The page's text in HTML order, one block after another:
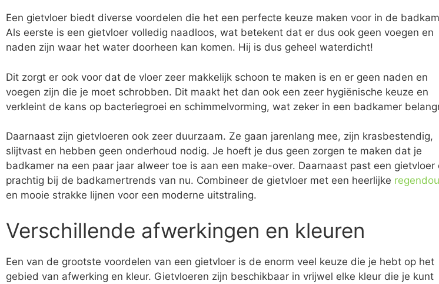
Een gietvloer biedt diverse voordelen die het een perfecte keuze maken voor in de
Als eerste is een gietvloer volledig naadloos, wat betekent dat er dus ook geen voegen en
naden zijn waar het water doorheen kan komen. Hij is dus geheel waterdicht!
Dit zorgt er ook voor dat de vloer zeer makkelijk schoon te maken is en er geen naden en
voegen zijn die je moet schrobben. Dit maakt het dan ook een zeer hygiënische keuze en
verkleint de kans op bacteriegroei en schimmelvorming, wat zeker in een badkamer
Daarnaast zijn gietvloeren ook zeer duurzaam. Ze gaan jarenlang mee, zijn krasbestendig,
slijtvast en hebben geen onderhoud nodig. Je hoeft je dus geen zorgen te maken dat je
badkamer na een paar jaar alweer toe is aan een make-over. Daarnaast past een gietvloer
prachtig bij de badkamertrends van nu. Combineer de gietvloer met een heerlijke
en mooie strakke lijnen voor een moderne uitstraling.
Verschillende afwerkingen en kleuren
Een van de grootste voordelen van een gietvloer is de enorm veel keuze die je hebt op het
gebied van afwerking en kleur. Gietvloeren zijn beschikbaar in vrijwel elke kleur die je kunt